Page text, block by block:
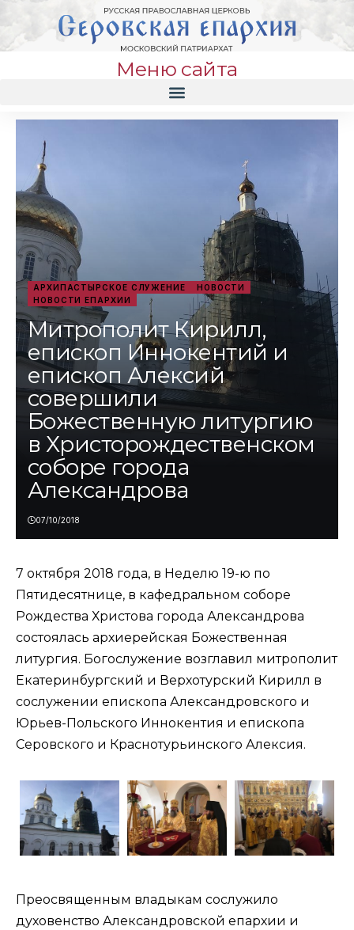
Меню сайта
АРХИПАСТЫРСКОЕ СЛУЖЕНИЕ
НОВОСТИ
НОВОСТИ ЕПАРХИИ
Митрополит Кирилл,
епископ Иннокентий и
епископ Алексий
совершили
Божественную литургию
в Христорождественском
соборе города
Александрова
07/10/2018
7 октября 2018 года, в Неделю 19-ю по
Пятидесятнице, в кафедральном соборе
Рождества Христова города Александрова
состоялась архиерейская Божественная
литургия. Богослужение возглавил митрополит
Екатеринбургский и Верхотурский Кирилл в
сослужении епископа Александровского и
Юрьев-Польского Иннокентия и епископа
Серовского и Краснотурьинского Алексия.
Преосвященным владыкам сослужило
духовенство Александровской епархии и